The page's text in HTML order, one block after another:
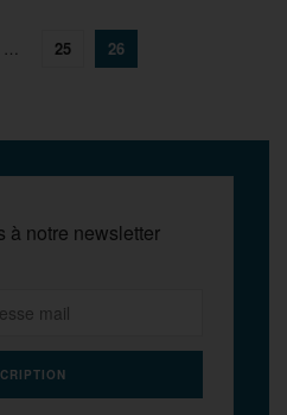
25 26
à notre newsletter